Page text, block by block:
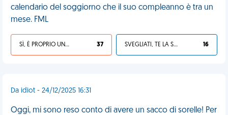
calendario del soggiorno che il suo compleanno è tra un
mese. FML
SÌ, È PROPRIO UNA VDM! 37 SVEGLIATI, TE LA SEI CERCATA! 16
Da idiot - 24/12/2025 16:31
Oggi, mi sono reso conto di avere un sacco di sorelle! Per